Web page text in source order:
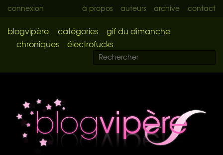
connexion à propos auteurs archive contact
blogvipère catégories
gif du dimanche
chroniques
électrofucks